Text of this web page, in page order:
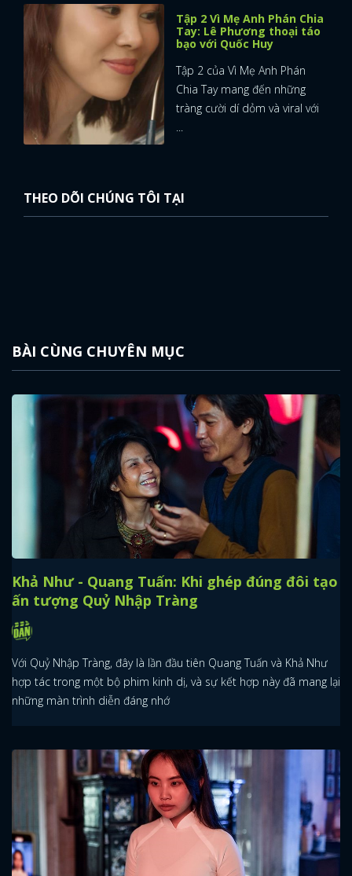
Tập 2 Vì Mẹ Anh Phán Chia
Tay: Lê Phương thoại táo
bạo với Quốc Huy
Tập 2 của Vì Mẹ Anh Phán
Chia Tay mang đến những
tràng cười dí dỏm và viral với
...
THEO DÕI CHÚNG TÔI TẠI
BÀI CÙNG CHUYÊN MỤC
Khả Như - Quang Tuấn: Khi ghép đúng đôi tạo
ấn tượng Quỷ Nhập Tràng
Với Quỷ Nhập Tràng, đây là lần đầu tiên Quang Tuấn và Khả Như
hợp tác trong một bộ phim kinh dị, và sự kết hợp này đã mang lại
những màn trình diễn đáng nhớ